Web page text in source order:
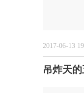
2017-06-13
吊炸天